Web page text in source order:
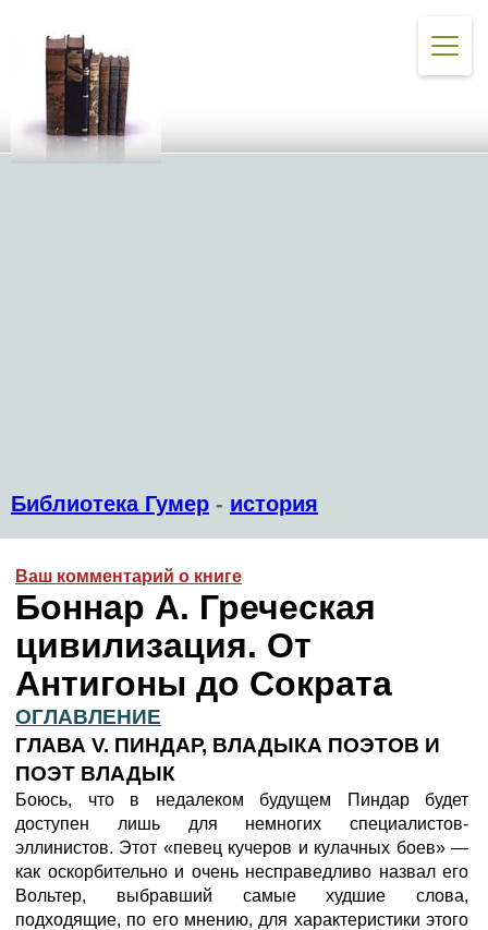
Библиотека Гумер - история
Ваш комментарий о книге
Боннар А. Греческая
цивилизация. От
Антигоны до Сократа
ОГЛАВЛЕНИЕ
ГЛАВА V. ПИНДАР, ВЛАДЫКА ПОЭТОВ И
ПОЭТ ВЛАДЫК
Боюсь, что в недалеком будущем Пиндар будет
доступен лишь для немногих специалистов-
эллинистов. Этот «певец кучеров и кулачных боев» —
как оскорбительно и очень несправедливо назвал его
Вольтер, выбравший самые худшие слова,
подходящие, по его мнению, для характеристики этого